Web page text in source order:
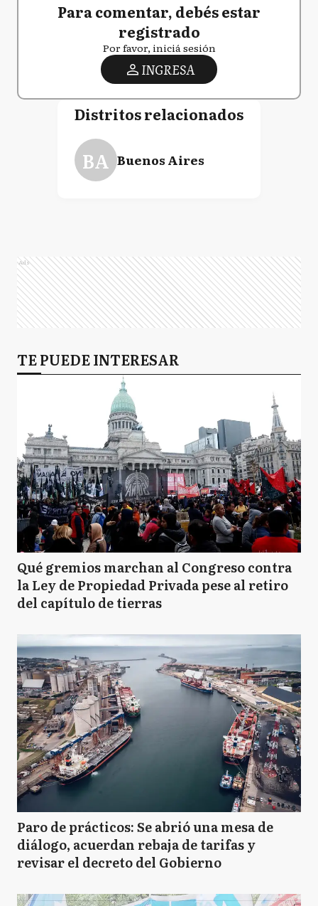
Para comentar, debés estar
registrado
Por favor, iniciá sesión
INGRESA
Distritos relacionados
BA Buenos Aires
Ads
TE PUEDE INTERESAR
Qué gremios marchan al Congreso contra
la Ley de Propiedad Privada pese al retiro
del capítulo de tierras
Paro de prácticos: Se abrió una mesa de
diálogo, acuerdan rebaja de tarifas y
revisar el decreto del Gobierno